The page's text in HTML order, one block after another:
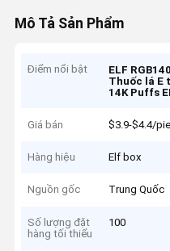
Mô Tả Sản Phẩm
Điểm nổi bật ELF
Thuốc lá E
14K Puffs
Giá bán $3.9-$4.4/
Hàng hiệu Elf box
Nguồn gốc Trung Quốc
Số lượng đặt
hàng tối thiểu
100